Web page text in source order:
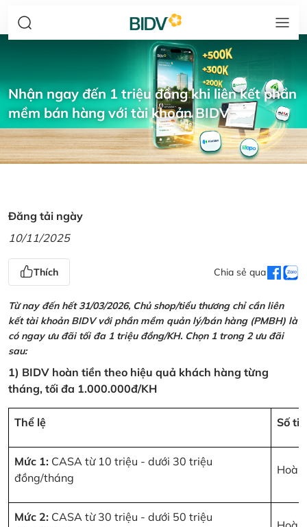
Nhận ngay đến 1 triệu đồng khi liên kết phần
mềm bán hàng với tài khoản BIDV
Đăng tải ngày
10/11/2025
Thích Chia sẻ qua
Từ nay đến hết 31/03/2026, Chủ shop/tiểu thương chỉ cần liên
kết tài khoản BIDV với phần mềm quản lý/bán hàng (PMBH) là
có ngay ưu đãi tối đa 1 triệu đồng/KH. Chọn 1 trong 2 ưu đãi
sau:
1) BIDV hoàn tiền theo hiệu quả khách hàng từng
tháng, tối đa 1.000.000đ/KH
Thể lệ Số
Mức 1: CASA từ 10 triệu - dưới 30 triệu
đồng/tháng
Mức 2: CASA từ 30 triệu - dưới 50 triệu